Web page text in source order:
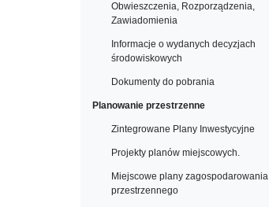
Obwieszczenia, Rozporządzenia,
Zawiadomienia
Informacje o wydanych decyzjach
środowiskowych
Dokumenty do pobrania
Planowanie przestrzenne
Zintegrowane Plany Inwestycyjne
Projekty planów miejscowych.
Miejscowe plany zagospodarowania
przestrzennego